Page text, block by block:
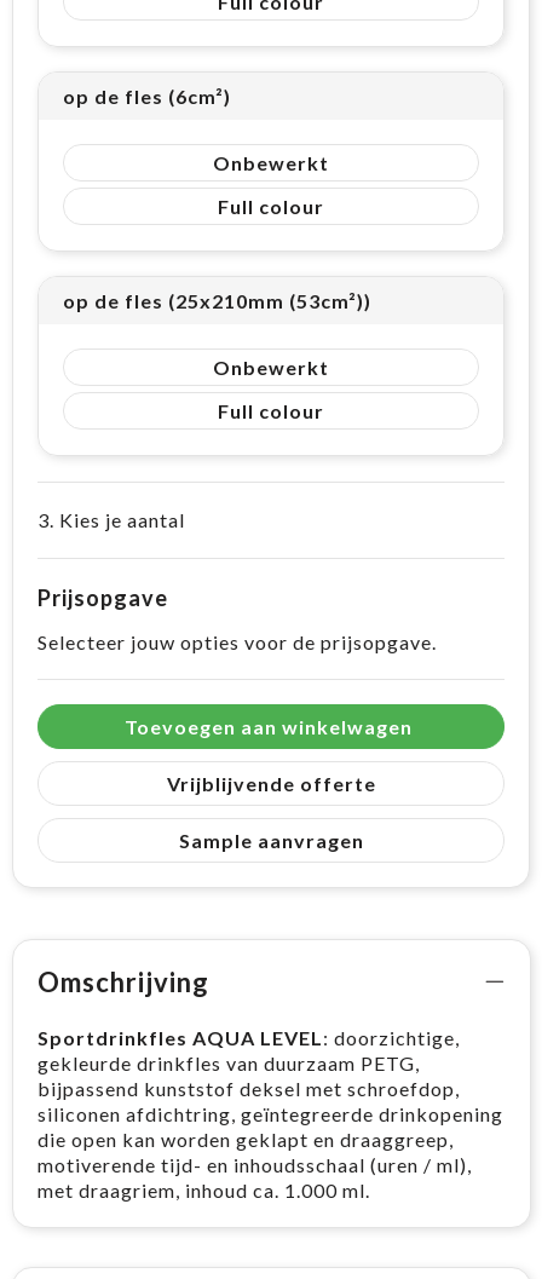
op de fles (6cm²)
Onbewerkt
Full colour
op de fles (25x210mm (53cm²))
Onbewerkt
Full colour
3. Kies je aantal
Prijsopgave
Selecteer jouw opties voor de prijsopgave.
Toevoegen aan winkelwagen
Vrijblijvende offerte
Sample aanvragen
Omschrijving
Sportdrinkfles AQUA LEVEL: doorzichtige,
gekleurde drinkfles van duurzaam PETG,
bijpassend kunststof deksel met schroefdop,
siliconen afdichtring, geïntegreerde drinkopening
die open kan worden geklapt en draaggreep,
motiverende tijd- en inhoudsschaal (uren / ml),
met draagriem, inhoud ca. 1.000 ml.